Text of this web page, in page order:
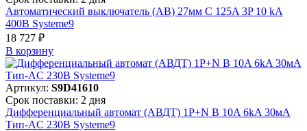
Автоматический выключатель (АВ) 27мм C 125A 3P 10 kA
400В Systeme9
18 727 ₽
В корзинy
Артикул: S9D41610
Срок поставки: 2 дня
Дифференциальный автомат (АВДТ) 1P+N B 10A 6kA 30мА
Тип-AC 230В Systeme9